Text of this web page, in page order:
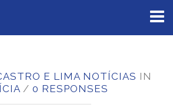
E LIMA NOTÍCIAS IN
/ 0 RESPONSES